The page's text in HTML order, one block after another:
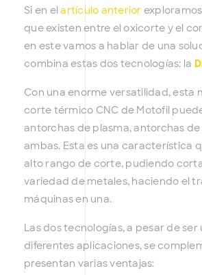
Si en elartículo anterior
que existen entre el oxicorte y el
en este vamos a hablar de una
combina estas dos tecnologías: la
Con una enorme versatilidad, esta
corte térmico CNC de Motofil
antorchas de plasma, antorchas
ambas. Esta es una característica
alto rango de corte, pudiendo
variedad de metales, haciendo el
máquinas en una.
Las dos tecnologías, a pesar de ser
diferentes aplicaciones, se
presentan varias ventajas: